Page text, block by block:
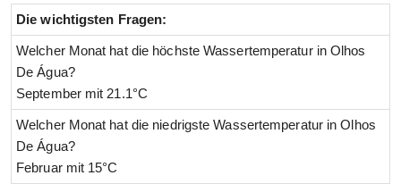
Die wichtigsten Fragen:
Welcher Monat hat die höchste Wassertemperatur in Olhos
De Água?
September mit 21.1°C
Welcher Monat hat die niedrigste Wassertemperatur in Olhos
De Água?
Februar mit 15°C